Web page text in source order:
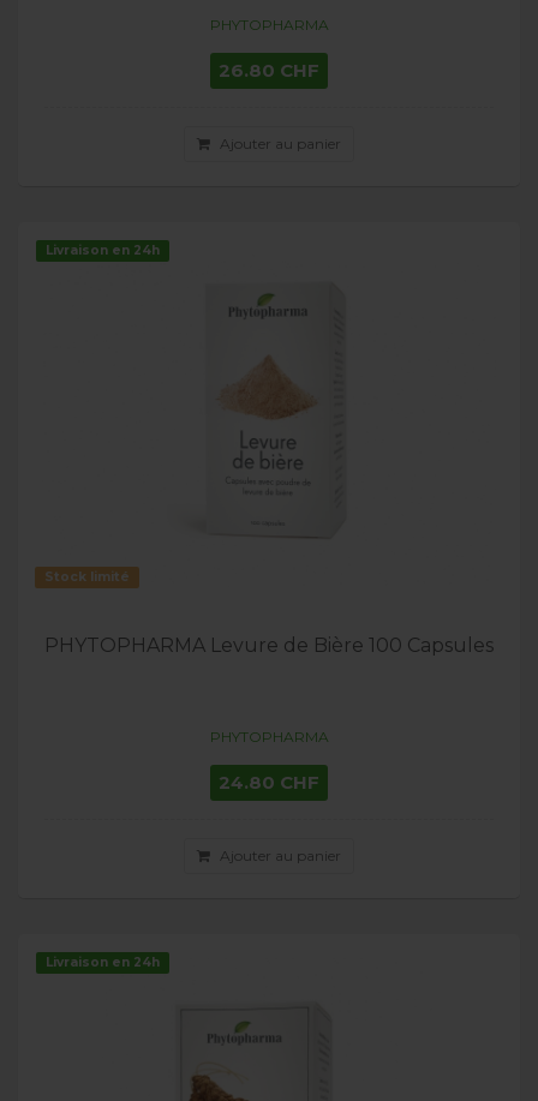
PHYTOPHARMA
26.80 CHF
Ajouter au panier
Livraison en 24h
Stock limité
PHYTOPHARMA Levure de Bière 100 Capsules
PHYTOPHARMA
24.80 CHF
Ajouter au panier
Livraison en 24h